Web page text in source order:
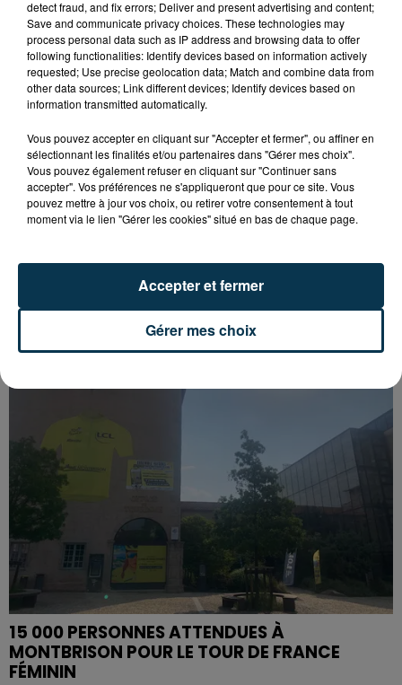
SAINT-ETIENNE : UN ENFANT DÉCÈDE APRÈS
UNE CHUTE DU 8E ÉTAGE
15 000 PERSONNES ATTENDUES À
MONTBRISON POUR LE TOUR DE FRANCE
FÉMININ
detect fraud, and fix errors; Deliver and present advertising and content;
Save and communicate privacy choices. These technologies may
process personal data such as IP address and browsing data to offer
following functionalities: Identify devices based on information actively
requested; Use precise geolocation data; Match and combine data from
other data sources; Link different devices; Identify devices based on
information transmitted automatically.
Vous pouvez accepter en cliquant sur "Accepter et fermer", ou affiner en
sélectionnant les finalités et/ou partenaires dans "Gérer mes choix".
Vous pouvez également refuser en cliquant sur "Continuer sans
accepter". Vos préférences ne s'appliqueront que pour ce site. Vous
pouvez mettre à jour vos choix, ou retirer votre consentement à tout
moment via le lien "Gérer les cookies" situé en bas de chaque page.
Gérer mes choix
Accepter et fermer